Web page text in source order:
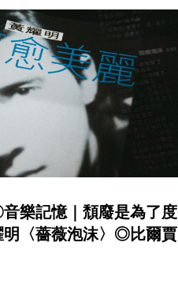
樂記憶｜頹廢是為了度
明〈薔薇泡沫〉◎比爾賈